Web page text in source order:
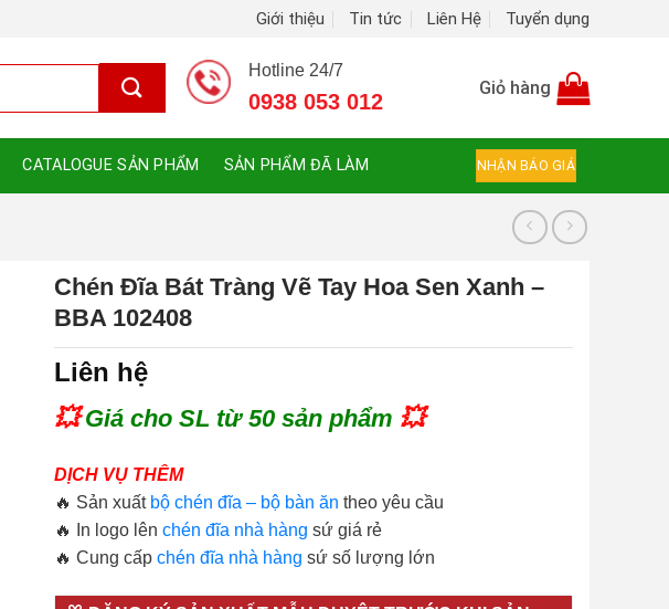
Giới thiệu Tin tức Liên Hệ Tuyển dụng
Hotline 24/7
0938 053 012
Giỏ hàng
CATALOGUE SẢN PHẨM SẢN PHẨM ĐÃ LÀM NHẬN BÁO GIÁ
Chén Đĩa Bát Tràng Vẽ Tay Hoa Sen Xanh –
BBA 102408
Liên hệ
💥Giá cho SL từ 50 sản phẩm 💥
DỊCH VỤ THÊM
🔥 Sản xuất bộ chén đĩa – bộ bàn ăn theo yêu cầu
🔥 In logo lên chén đĩa nhà hàng sứ giá rẻ
🔥 Cung cấp chén đĩa nhà hàng sứ số lượng lớn